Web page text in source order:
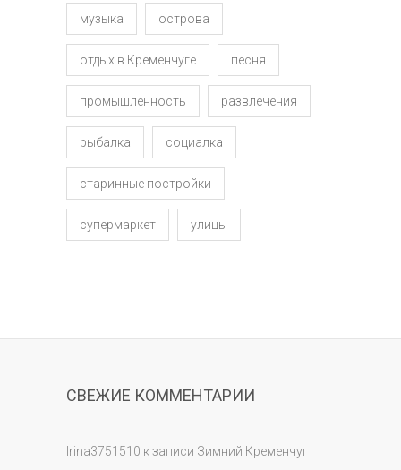
музыка острова
отдых в Кременчуге песня
промышленность развлечения
рыбалка социалка
старинные постройки
супермаркет улицы
СВЕЖИЕ КОММЕНТАРИИ
Irina3751510 к записи Зимний Кременчуг